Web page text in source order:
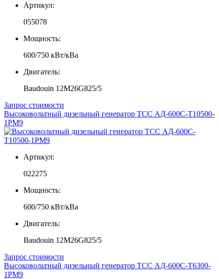
Артикул:
055078
Мощность:
600/750 кВт/кВа
Двигатель:
Baudouin 12M26G825/5
Запрос стоимости
Высоковольтный дизельный генератор ТСС АД-600С-Т10500-
1РМ9
Артикул:
022275
Мощность:
600/750 кВт/кВа
Двигатель:
Baudouin 12M26G825/5
Запрос стоимости
Высоковольтный дизельный генератор ТСС АД-600С-Т6300-
1РМ9